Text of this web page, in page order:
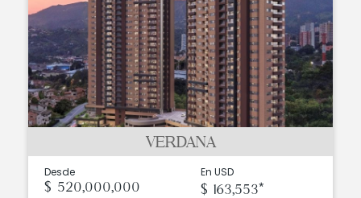
VERDANA
Desde
$ 520,000,000
En USD
$ 163,553*